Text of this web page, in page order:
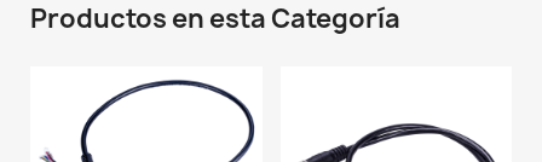
Productos en esta Categoría